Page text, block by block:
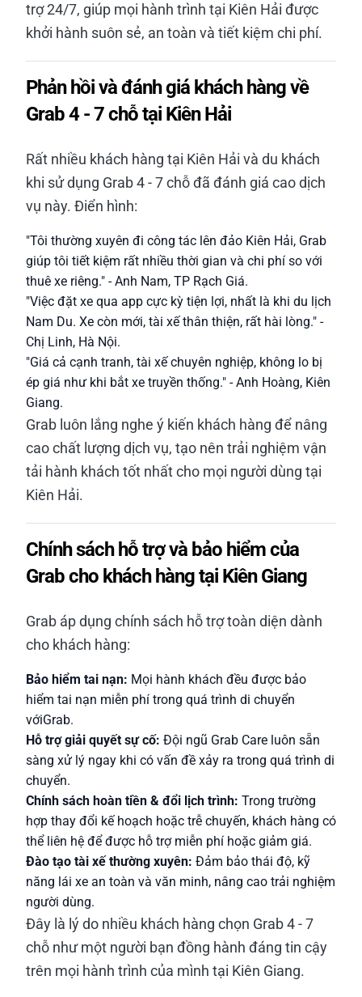
trợ 24/7, giúp mọi hành trình tại Kiên Hải được
khởi hành suôn sẻ, an toàn và tiết kiệm chi phí.
Phản hồi và đánh giá khách hàng về
Grab 4 - 7 chỗ tại Kiên Hải
Rất nhiều khách hàng tại Kiên Hải và du khách
khi sử dụng Grab 4 - 7 chỗ đã đánh giá cao dịch
vụ này. Điển hình:
"Tôi thường xuyên đi công tác lên đảo Kiên Hải, Grab
giúp tôi tiết kiệm rất nhiều thời gian và chi phí so với
thuê xe riêng." - Anh Nam, TP Rạch Giá.
"Việc đặt xe qua app cực kỳ tiện lợi, nhất là khi du lịch
Nam Du. Xe còn mới, tài xế thân thiện, rất hài lòng." -
Chị Linh, Hà Nội.
"Giá cả cạnh tranh, tài xế chuyên nghiệp, không lo bị
ép giá như khi bắt xe truyền thống." - Anh Hoàng, Kiên
Giang.
Grab luôn lắng nghe ý kiến khách hàng để nâng
cao chất lượng dịch vụ, tạo nên trải nghiệm vận
tải hành khách tốt nhất cho mọi người dùng tại
Kiên Hải.
Chính sách hỗ trợ và bảo hiểm của
Grab cho khách hàng tại Kiên Giang
Grab áp dụng chính sách hỗ trợ toàn diện dành
cho khách hàng:
Bảo hiểm tai nạn: Mọi hành khách đều được bảo
hiểm tai nạn miễn phí trong quá trình di chuyển
vớiGrab.
Hỗ trợ giải quyết sự cố: Đội ngũ Grab Care luôn sẵn
sàng xử lý ngay khi có vấn đề xảy ra trong quá trình di
chuyển.
Chính sách hoàn tiền & đổi lịch trình: Trong trường
hợp thay đổi kế hoạch hoặc trễ chuyến, khách hàng có
thể liên hệ để được hỗ trợ miễn phí hoặc giảm giá.
Đào tạo tài xế thường xuyên: Đảm bảo thái độ, kỹ
năng lái xe an toàn và văn minh, nâng cao trải nghiệm
người dùng.
Đây là lý do nhiều khách hàng chọn Grab 4 - 7
chỗ như một người bạn đồng hành đáng tin cậy
trên mọi hành trình của mình tại Kiên Giang.